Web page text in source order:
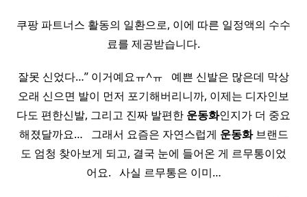
쿠팡 파트너스 활동의 일환으로, 이에 따른 일정액의 수수
료를 제공받습니다.
잘못 신었다…” 이거예요ㅠ^ㅠ ​ ​ 예쁜 신발은 많은데 막상
오래 신으면 발이 먼저 포기해버리니까, 이제는 디자인보
다도 편한신발, 그리고 진짜 발편한 운동화인지가 더 중요
해졌달까요… ​ ​ 그래서 요즘은 자연스럽게 운동화브랜드
도 엄청 찾아보게 되고, 결국 눈에 들어온 게 르무통이었
어요. ​ ​ 사실 르무통은 이미…